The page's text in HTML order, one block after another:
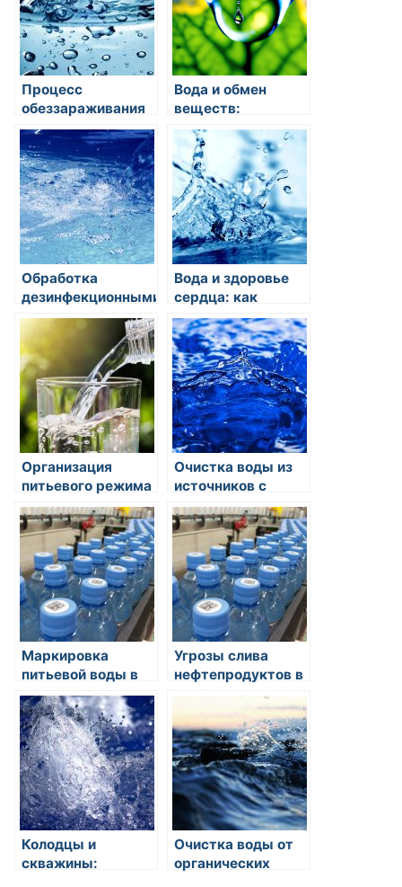
Процесс
обеззараживания
воды: особенности
и методы
Вода и обмен
веществ:
ключевое
значение для
организма
Обработка
дезинфекционными
средствами:
защита от
микробиологических
загрязнений
Вода и здоровье
сердца: как
регулярное
употребление
воды
способствует
здоровью сердца?
Организация
питьевого режима
на работе: советы
и рекомендации
Очистка воды из
источников с
повышенной
минерализацией:
особенности и
проблемы
Маркировка
питьевой воды в
России
Угрозы слива
нефтепродуктов в
Колодцы и
скважины:
Очистка воды от
органических